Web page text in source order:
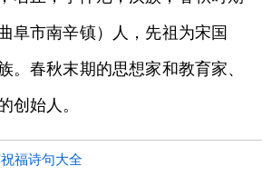
阜市南辛镇）人，先祖为宋国
。春秋末期的思想家和教育家、
创始人。
福诗句大全